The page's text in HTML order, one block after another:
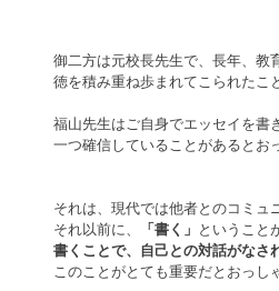
御二方は元校長先生で、長年、教
徳を積み重ね歩まれてこられたこ
福山先生はご自身でエッセイを書
一つ確信していることがあるとお
それは、現代では他者とのコミ
それ以前に、
「書く」 ということ
書くことで、自己との対話がなさ
このことがとても重要だとおっし